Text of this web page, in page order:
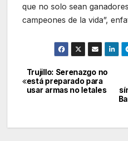
que no solo sean
campeones de la vida”,
Navegación
de
Trujillo: Serenazgo no
está preparado para
usar armas no letales